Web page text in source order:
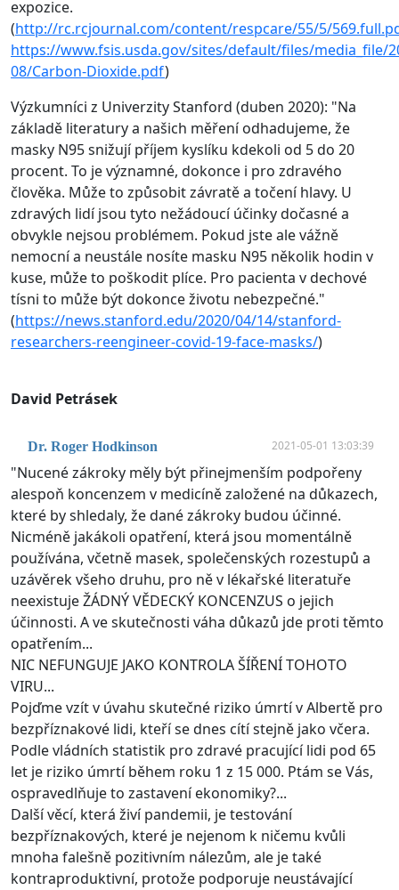
expozice.
(http://rc.rcjournal.com/content/respcare/55/5/
https://www.fsis.usda.gov/sites/default/files/media_file/
08/Carbon-Dioxide.pdf)
Výzkumníci z Univerzity Stanford (duben 2020): "Na
základě literatury a našich měření odhadujeme, že
masky N95 snižují příjem kyslíku kdekoli od 5 do 20
procent. To je významné, dokonce i pro zdravého
člověka. Může to způsobit závratě a točení hlavy. U
zdravých lidí jsou tyto nežádoucí účinky dočasné a
obvykle nejsou problémem. Pokud jste ale vážně
nemocní a neustále nosíte masku N95 několik hodin v
kuse, může to poškodit plíce. Pro pacienta v dechové
tísni to může být dokonce životu nebezpečné."
(https://news.stanford.edu/2020/04/14/stanford-
researchers-reengineer-covid-19-face-masks/)
David Petrásek
Dr. Roger Hodkinson 2021-05-01 13:03:39
"Nucené zákroky měly být přinejmenším podpořeny
alespoň koncenzem v medicíně založené na důkazech,
které by shledaly, že dané zákroky budou účinné.
Nicméně jakákoli opatření, která jsou momentálně
používána, včetně masek, společenských rozestupů a
uzávěrek všeho druhu, pro ně v lékařské literatuře
neexistuje ŽÁDNÝ VĚDECKÝ KONCENZUS o jejich
účinnosti. A ve skutečnosti váha důkazů jde proti těmto
opatřením...
NIC NEFUNGUJE JAKO KONTROLA ŠÍŘENÍ TOHOTO
VIRU...
Pojďme vzít v úvahu skutečné riziko úmrtí v Albertě pro
bezpříznakové lidi, kteří se dnes cítí stejně jako včera.
Podle vládních statistik pro zdravé pracující lidi pod 65
let je riziko úmrtí během roku 1 z 15 000. Ptám se Vás,
ospravedlňuje to zastavení ekonomiky?...
Další věcí, která živí pandemii, je testování
bezpříznakových, které je nejenom k ničemu kvůli
mnoha falešně pozitivním nálezům, ale je také
kontraproduktivní, protože podporuje neustávající